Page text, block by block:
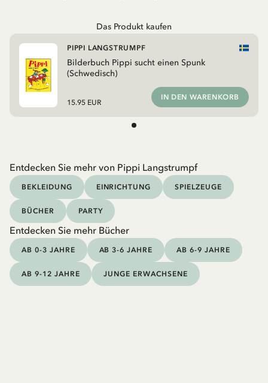
Das Produkt kaufen
Bilderbuch Pippi sucht einen Spunk
(Schwedisch)
PIPPI LANGSTRUMPF
15.95 EUR
IN DEN WARENKORB
Entdecken Sie mehr von Pippi Langstrumpf
BEKLEIDUNG EINRICHTUNG SPIELZEUGE
BÜCHER PARTY
Entdecken Sie mehr Bücher
AB 0-3 JAHRE AB 3-6 JAHRE AB 6-9 JAHRE
AB 9-12 JAHRE JUNGE ERWACHSENE